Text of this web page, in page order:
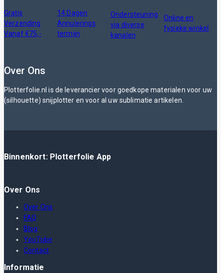
Gratis
Verzending
Vanaf €75,-
14 Dagen
Annulerings
termijn
Ondersteuning
via diverse
kanalen
Online en
fysieke winkel
Over Ons
Plotterfolie.nl is de leverancier voor goedkope materialen voor uw
(silhouette) snijplotter en voor al uw sublimatie artikelen.
Binnenkort: Plotterfolie App
Over Ons
Over Ons
FAQ
Blog
YouTube
Contact
Informatie